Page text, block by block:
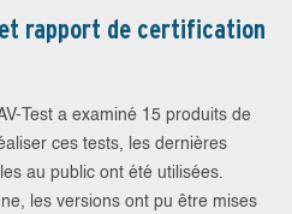
rapport de certification
Test a examiné 15 produits de
ces tests, les dernières
au public ont été utilisées.
les versions ont pu être mises